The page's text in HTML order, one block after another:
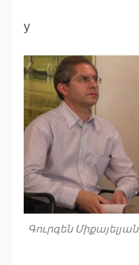
у
Գուրգեն Միքայելյան